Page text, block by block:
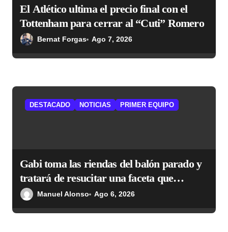
a
El Atlético ultima el precio final con el
Tottenham para cerrar al “Cuti” Romero
Bernat Forgas Ago 7, 2026
DESTACADO NOTICIAS PRIMER EQUIPO
Gabi toma las riendas del balón parado y
tratará de resucitar una faceta que
Simeone desea recuperar
Manuel Alonso Ago 6, 2026